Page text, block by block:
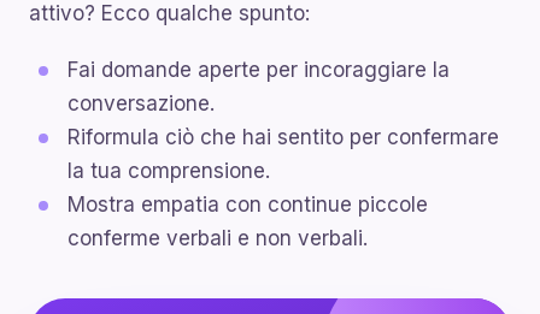
attivo? Ecco qualche spunto:
Fai domande aperte per incoraggiare la
conversazione.
Riformula ciò che hai sentito per confermare
la tua comprensione.
Mostra empatia con continue piccole
conferme verbali e non verbali.